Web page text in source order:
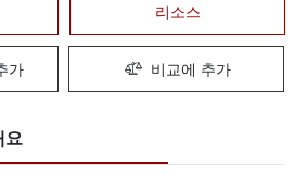
리소스
가 비교에 추가
요